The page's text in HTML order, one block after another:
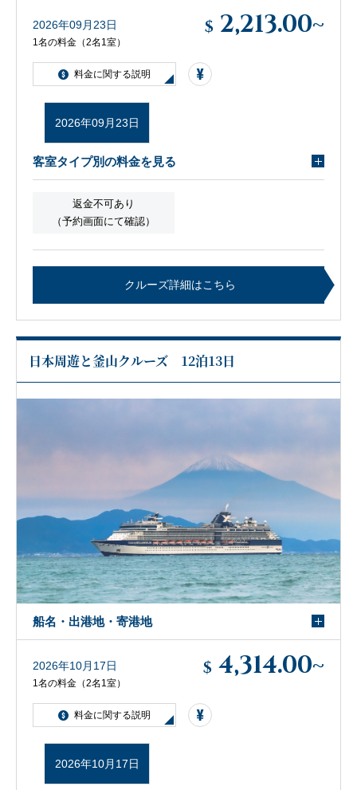
2026年09月23日
1名の料金（2名1室）
$ 2,213.00~
料金に関する説明
2026年09月23日
客室タイプ別の料金を見る
返金不可あり
（予約画面にて確認）
クルーズ詳細はこちら
日本周遊と釜山クルーズ 12泊13日
船名・出港地・寄港地
2026年10月17日
1名の料金（2名1室）
$ 4,314.00~
料金に関する説明
2026年10月17日